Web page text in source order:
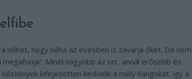
nőhet, hogy néha az evésben is zavarja őket. De nem
Minél nagyobb az orr, annál erősebb és
kifejezetten kedvelik a mély hangokat, így a